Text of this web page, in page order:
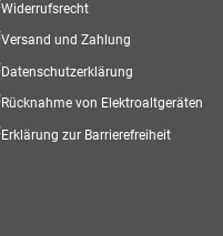
Widerrufsrecht
Versand und Zahlung
Datenschutzerklärung
Rücknahme von Elektroaltgeräten
Erklärung zur Barrierefreiheit